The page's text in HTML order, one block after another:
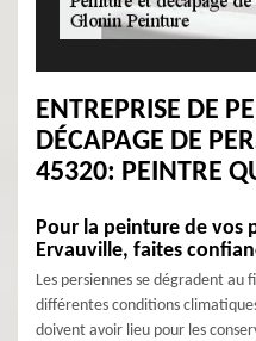
ENTREPRISE DE
DÉCAPAGE DE
45320: PEINTRE
Pour la peinture de vos
Ervauville, faites
Les persiennes se dégradent au
différentes conditions
doivent avoir lieu pour les